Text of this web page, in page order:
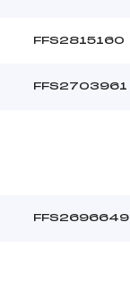
FFS2815160
FFS2703961
FFS2696649